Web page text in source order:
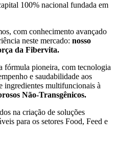
100% nacional fundada em
com conhecimento avançado
neste mercado: nosso
da Fibervita.
fórmula pioneira, com tecnologia
e saudabilidade aos
ingredientes multifuncionais à
Não-Transgênicos.
na criação de soluções
para os setores Food, Feed e